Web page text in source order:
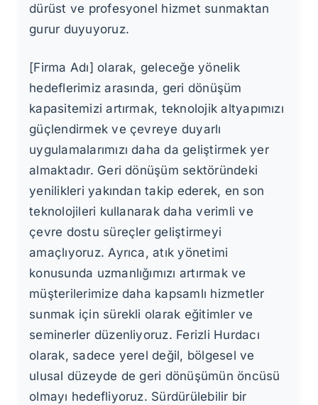
dürüst ve profesyonel hizmet sunmaktan
gurur duyuyoruz.
[Firma Adı] olarak, geleceğe yönelik
hedeflerimiz arasında, geri dönüşüm
kapasitemizi artırmak, teknolojik altyapımızı
güçlendirmek ve çevreye duyarlı
uygulamalarımızı daha da geliştirmek yer
almaktadır. Geri dönüşüm sektöründeki
yenilikleri yakından takip ederek, en son
teknolojileri kullanarak daha verimli ve
çevre dostu süreçler geliştirmeyi
amaçlıyoruz. Ayrıca, atık yönetimi
konusunda uzmanlığımızı artırmak ve
müşterilerimize daha kapsamlı hizmetler
sunmak için sürekli olarak eğitimler ve
seminerler düzenliyoruz. Ferizli Hurdacı
olarak, sadece yerel değil, bölgesel ve
ulusal düzeyde de geri dönüşümün öncüsü
olmayı hedefliyoruz. Sürdürülebilir bir